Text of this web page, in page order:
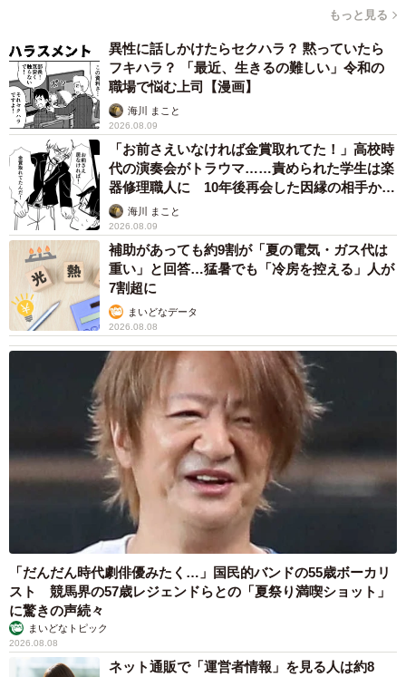
と同時。朝も帰宅後も戦闘状態！ということもないし、子
どもとゆっくり向き合える時間も増えた気がします。そろ
そろ反抗期で向き合ってくれなくなりそうですが…（苦
笑）。
◇ ◇
…小学校に上がるタイミングではなく、学童が終わるタイ
ミングで、「転職」という形で働き方を変えたYさん。いわ
ゆる「勤務証明の点数」を気にせず、仕事を選べるという
のは大きなメリットかもしれません。
3/5
徒歩通勤圏内、17時までの職場がいい！
【Uさん、子ども4歳・1歳】
もっと見る
異性に話しかけたらセクハラ？ 黙っていたら
フキハラ？ 「最近、生きるの難しい」令和の
職場で悩む上司【漫画】
海川 まこと
2026.08.09
「お前さえいなければ金賞取れてた！」高校時
代の演奏会がトラウマ……責められた学生は楽
器修理職人に 10年後再会した因縁の相手から
思わぬ申し出【漫画】
海川 まこと
2026.08.09
補助があっても約9割が「夏の電気・ガス代は
重い」と回答…猛暑でも「冷房を控える」人が
7割超に
まいどなデータ
2026.08.08
「だんだん時代劇俳優みたく…」国民的バンドの55歳ボーカリ
スト 競馬界の57歳レジェンドらとの「夏祭り満喫ショット」
に驚きの声続々
まいどなトピック
2026.08.08
ネット通販で「運営者情報」を見る人は約8